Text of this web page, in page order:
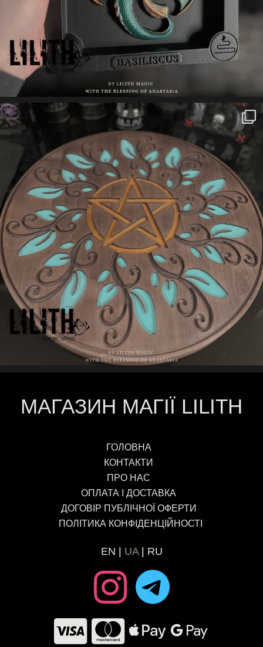
МАГАЗИН МАГІЇ LILITH
ГОЛОВНА
КОНТАКТИ
ПРО НАС
ОПЛАТА І ДОСТАВКА
ДОГОВІР ПУБЛІЧНОЇ ОФЕРТИ
ПОЛІТИКА КОНФІДЕНЦІЙНОСТІ
EN UA RU